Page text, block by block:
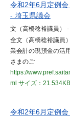
令和2年6月定例会
- 埼玉県議会
文（高橋稔裕議員）
全文（高橋稔裕議員
業会計の現預金の活
さまのご
https://
ml サイズ：21.534KB
令和2年6月定例